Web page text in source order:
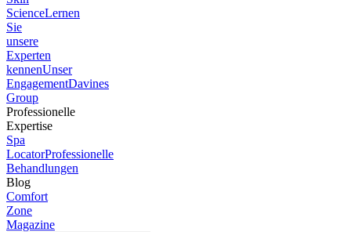
ScienceLernen
Sie
unsere
Experten
kennenUnser
EngagementDavines
Group
Professionelle
Expertise
Spa
LocatorProfessionelle
Behandlungen
Blog
Comfort
Zone
Magazine